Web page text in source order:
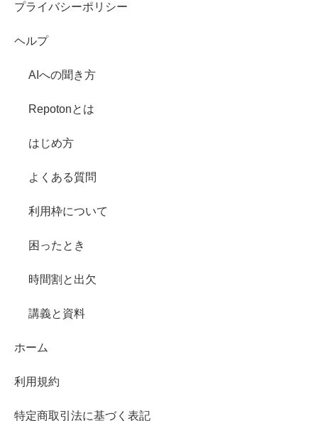
プライバシーポリシー
ヘルプ
AIへの聞き方
Repotonとは
はじめ方
よくある質問
利用枠について
困ったとき
時間割と出欠
講義と資料
ホーム
利用規約
特定商取引法に基づく表記